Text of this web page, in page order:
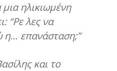
ηλικιωμένη
“Ρε λες να
η… επανάσταση;”
και το